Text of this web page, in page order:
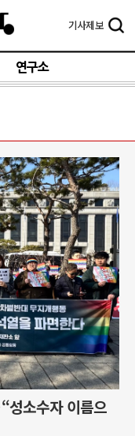
기사제보
연구소
성소수자 이름으